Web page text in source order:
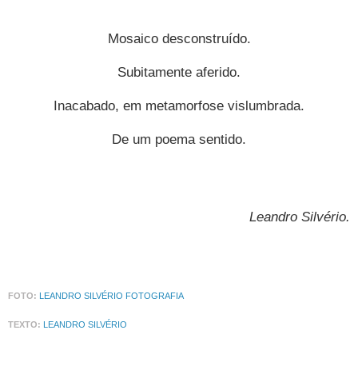
Mosaico desconstruído.
Subitamente aferido.
Inacabado, em metamorfose vislumbrada.
De um poema sentido.
Leandro Silvério.
FOTO: LEANDRO SILVÉRIO FOTOGRAFIA
TEXTO: LEANDRO SILVÉRIO